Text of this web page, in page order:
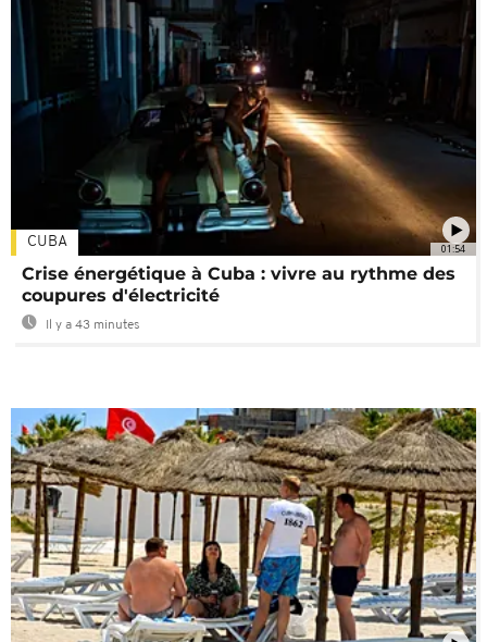
01:54
CUBA
Crise énergétique à Cuba : vivre au rythme des
coupures d'électricité
Il y a 43 minutes